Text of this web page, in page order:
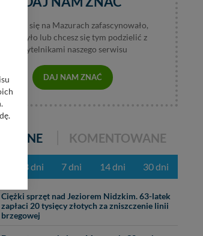
coś się na Mazurach zafascynowało,
wzburzyło lub chcesz się tym podzielić z
czytelnikami naszego serwisu
DAJ NAM ZNAĆ
KOMENTOWANE
3 dni 7 dni 14 dni 30 dni
Ciężki sprzęt nad Jeziorem Nidzkim. 63-latek
zapłaci 20 tysięcy złotych za zniszczenie linii
brzegowej